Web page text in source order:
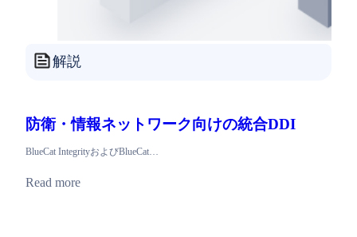
解説
防衛・情報ネットワーク向けの統合DDI
BlueCat IntegrityおよびBlueCat…
Read more